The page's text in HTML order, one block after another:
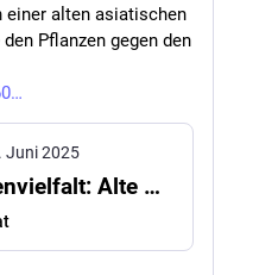
einer alten asiatischen
Pflanzen gegen den
Juni 2025
Pflanzenvielfalt: Alte Gene schützen Weizen vor Pilzerkrankung